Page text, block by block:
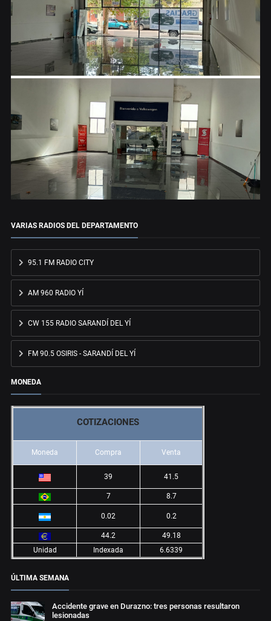
VARIAS RADIOS DEL DEPARTAMENTO
95.1 FM RADIO CITY
AM 960 RADIO YÍ
CW 155 RADIO SARANDÍ DEL YÍ
FM 90.5 OSIRIS - SARANDÍ DEL YÍ
MONEDA
COTIZACIONES
Moneda Compra Venta
39 41.5
7 8.7
0.02 0.2
44.2
49.18
Unidad
Indexada 6.6339
ÚLTIMA SEMANA
Accidente grave en Durazno: tres personas resultaron
lesionadas